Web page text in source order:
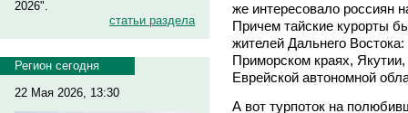
2026".
статьи раздела
Регион сегодня
22 Мая 2026, 13:30
же интересовало россиян
Причем тайские курорты
жителей Дальнего
Приморском краях,
Еврейской автономной
А вот турпоток на